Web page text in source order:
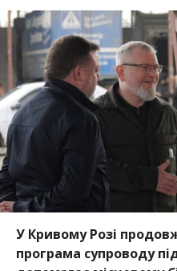
У Кривому Розі
програма супроводу